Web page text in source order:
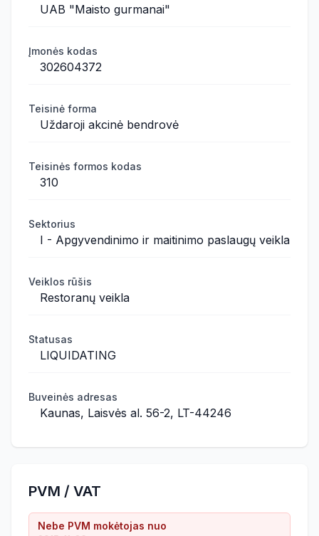
UAB "Maisto gurmanai"
Įmonės kodas
302604372
Teisinė forma
Uždaroji akcinė bendrovė
Teisinės formos kodas
310
Sektorius
I - Apgyvendinimo ir maitinimo paslaugų veikla
Veiklos rūšis
Restoranų veikla
Statusas
LIQUIDATING
Buveinės adresas
Kaunas, Laisvės al. 56-2, LT-44246
PVM / VAT
Nebe PVM mokėtojas nuo